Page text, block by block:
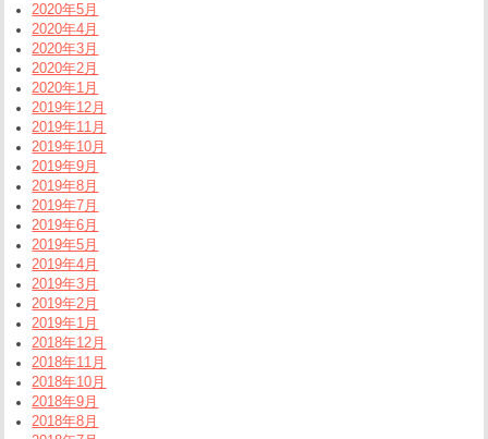
2020年5月
2020年4月
2020年3月
2020年2月
2020年1月
2019年12月
2019年11月
2019年10月
2019年9月
2019年8月
2019年7月
2019年6月
2019年5月
2019年4月
2019年3月
2019年2月
2019年1月
2018年12月
2018年11月
2018年10月
2018年9月
2018年8月